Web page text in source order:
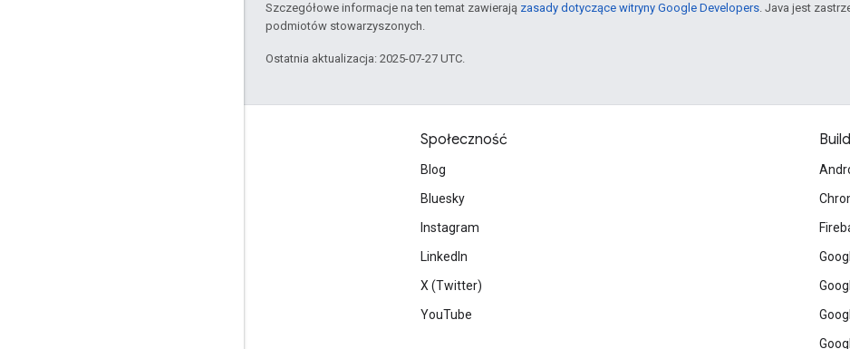
Szczegółowe informacje na ten temat zawierają zasady dotyczące witryny Google Developers. Java jest
podmiotów stowarzyszonych.
Ostatnia aktualizacja: 2025-07-27 UTC.
Społeczność
Blog
Bluesky
Instagram
LinkedIn
X (Twitter)
YouTube
Build